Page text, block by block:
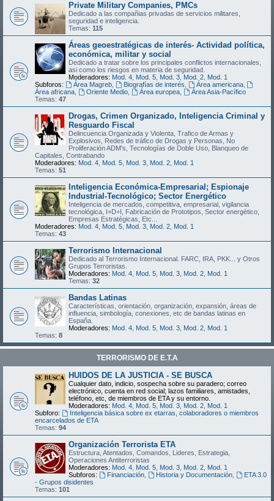
Private Military Companies, PMCs
Dedicado a las compañias privadas de servicios militares,
seguridad e inteligencia.
Temas: 115
Áreas geoestratégicas de interés- Actividad política,
económica, militar y social
Dedicado a tratar sobre los principales conflictos internacionales,
asi como los riesgos en materia de seguridad.
Moderadores: Mod. 4 Mod. 5 Mod. 3 Mod. 2 Mod. 1
Subforos:
Área Magreb, Biografías de interés Área americana,
Área africana
Oriente Medio, Área europea,
Área Asia-Pacífico
Temas: 47
Drogas, Crimen Organizado, Inteligencia Criminal y
Resguardo Fiscal
Delincuencia Organizada y Violenta, Trafico de Armas y
Explosivos, Redes de tráfico de Drogas y Personas, No
Proliferación ADM's, Tecnologías de Doble Uso, Blanqueo de
Capitales, Contrabando
Moderadores: Mod. 4 Mod. 5 Mod. 3 Mod. 2 Mod. 1
Temas: 51
Inteligencia Económica-Empresarial; Espionaje
Industrial-Tecnológico; Sector Energético
Inteligencia de mercados, competitiva, empresarial, vigilancia
tecnológica, I+D+I, Fabricación de Prototipos, Sector energético,
Empresas Estratégicas, Etc...
Moderadores: Mod. 4 Mod. 5 Mod. 3 Mod. 2 Mod. 1
Temas: 43
Terrorismo Internacional
Dedicado al Terrorismo Internacional. FARC, IRA, PKK... y Otros
Grupos Terroristas.
Moderadores: Mod. 4 Mod. 5 Mod. 3 Mod. 2 Mod. 1
Temas: 32
Bandas Latinas
Características, orientación, organización, expansión, áreas de
influencia, simbología, conexiones, etc de bandas latinas en
España.
Moderadores: Mod. 4 Mod. 5 Mod. 3 Mod. 2 Mod. 1
Temas: 8
TERRORISMO DE E.T.A
HUIDOS DE LA JUSTICIA - SE BUSCA
Cualquier dato, indicio, sospecha sobre su paradero; correo
electrónico, cuenta en red social; lazos familiares, amistades,
teléfono, etc, de miembros de ETA y su entorno.
Moderadores: Mod. 4 Mod. 5 Mod. 3 Mod. 2 Mod. 1
Subforo:
Inteligencia básica sobre ex etarras, colaboradores o miembros
encarcelados de ETA
Temas: 94
Organización Terrorista ETA
Estructura, Atentados, Comandos, Lideres, Estrategia,
Operaciones Antiterroristas
Moderadores: Mod. 4 Mod. 5 Mod. 3 Mod. 2 Mod. 1
Subforos:
Financiación, Historia y Documentación,
ETA 3.0
- Grupos disidentes
Temas: 101